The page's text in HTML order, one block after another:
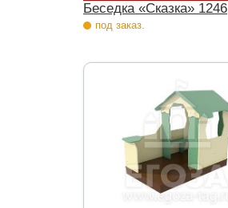
Беседка «Сказка» 1246
под заказ.